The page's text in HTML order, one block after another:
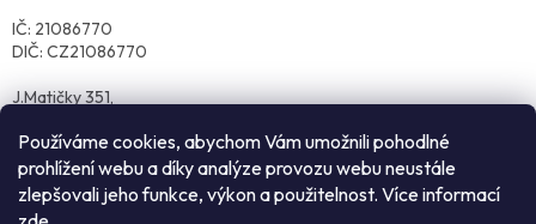
Používáme cookies, abychom Vám umožnili pohodlné
prohlížení webu a díky analýze provozu webu neustále
zlepšovali jeho funkce, výkon a použitelnost. Více informací
IČ: 21086770
DIČ: CZ21086770
J.Matičky 351,